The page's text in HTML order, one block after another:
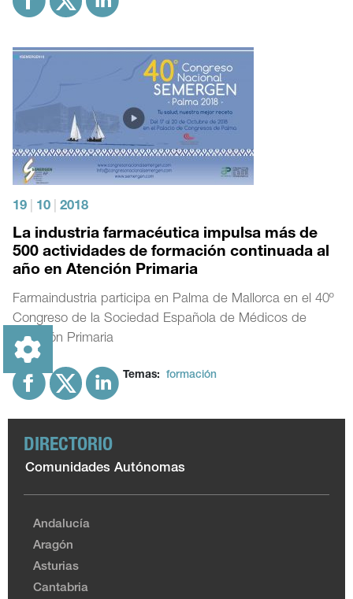
19 10 2018
La industria farmacéutica impulsa más de
500 actividades de formación continuada al
año en Atención Primaria
Farmaindustria participa en Palma de Mallorca en el 40º
Congreso de la Sociedad Española de Médicos de
Atención Primaria
Temas: formación
DIRECTORIO
Comunidades Autónomas
Andalucía
Aragón
Asturias
Cantabria